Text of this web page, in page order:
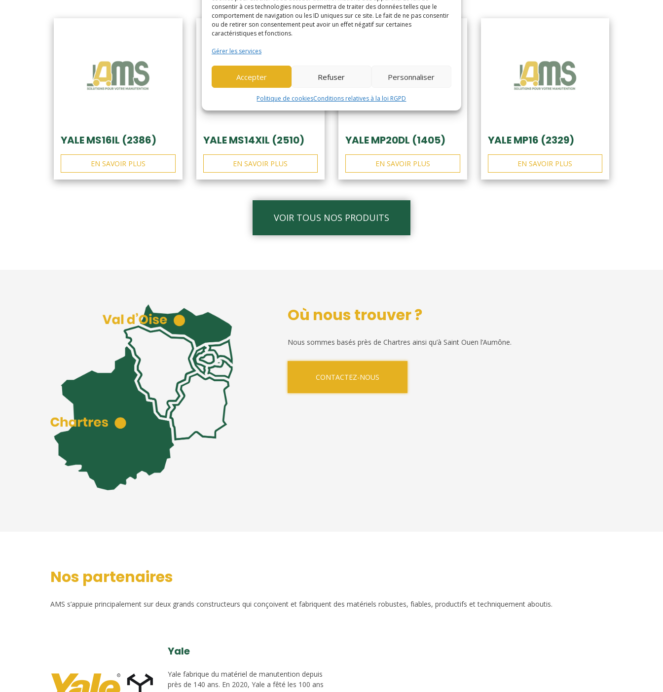
consentir à ces technologies nous permettra de traiter des données telles que le
comportement de navigation ou les ID uniques sur ce site. Le fait de ne pas consentir
ou de retirer son consentement peut avoir un effet négatif sur certaines
caractéristiques et fonctions.
Gérer les services
Accepter Refuser Personnaliser
Politique de cookiesConditions relatives à la loi RGPD
YALE MS16IL (2386)
EN SAVOIR PLUS
YALE MS14XIL (2510)
EN SAVOIR PLUS
YALE MP20DL (1405)
EN SAVOIR PLUS
YALE MP16 (2329)
EN SAVOIR PLUS
VOIR TOUS NOS PRODUITS
Où nous trouver ?
Nous sommes basés près de Chartres ainsi qu’à Saint Ouen l’Aumône.
CONTACTEZ-NOUS
Nos partenaires
AMS s’appuie principalement sur deux grands constructeurs qui conçoivent et fabriquent des matériels robustes, fiables, productifs et techniquement aboutis.
Yale
Yale fabrique du matériel de manutention depuis
près de 140 ans. En 2020, Yale a fêté les 100 ans